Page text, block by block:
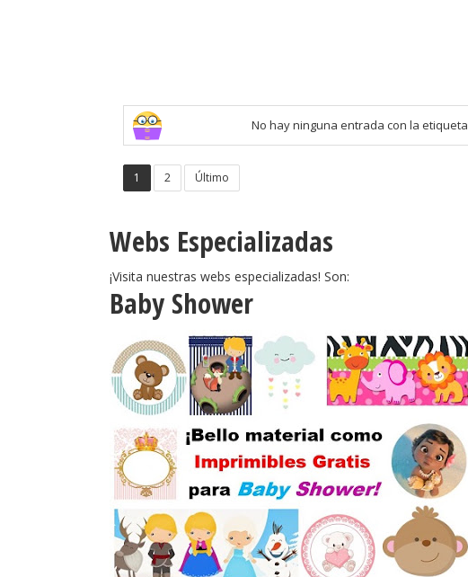
No hay ninguna entrada con la etiqueta
1 2 Último
Webs Especializadas
¡Visita nuestras webs especializadas! Son:
Baby Shower